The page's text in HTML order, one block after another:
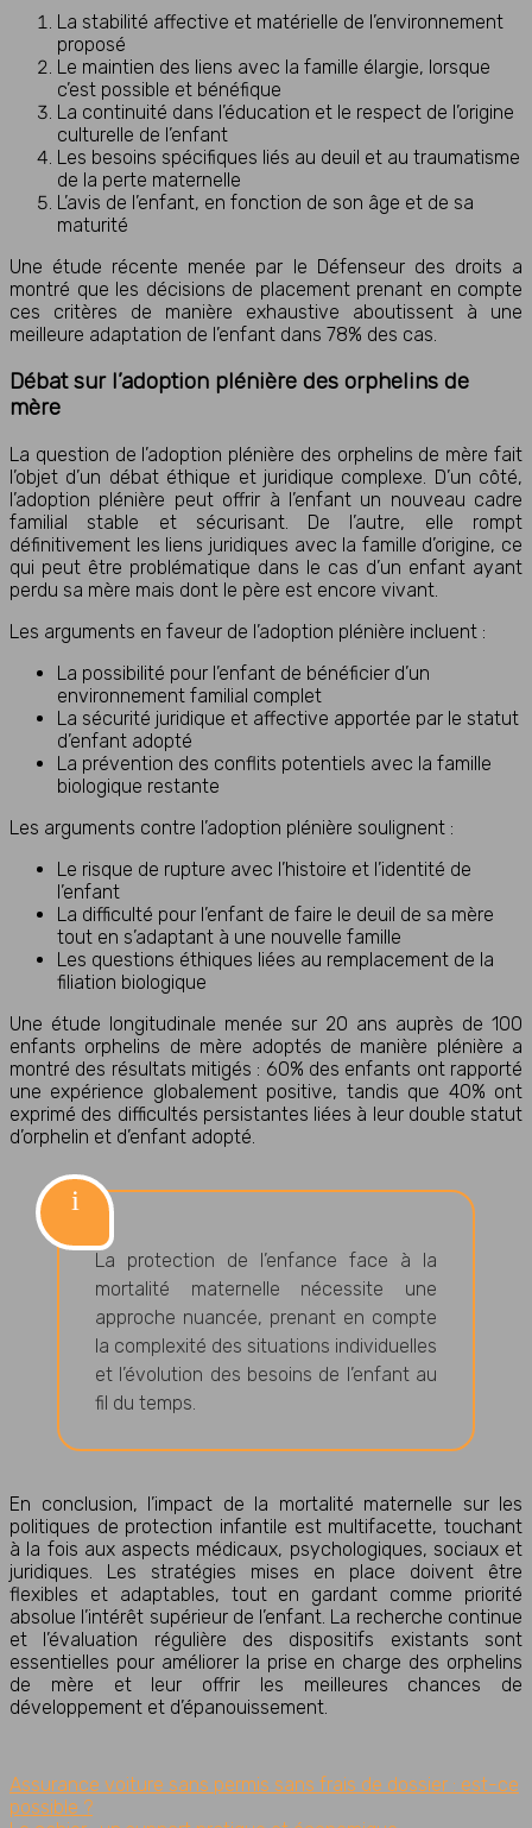
La stabilité affective et matérielle de l’environnement
proposé
Le maintien des liens avec la famille élargie, lorsque
c’est possible et bénéfique
La continuité dans l’éducation et le respect de l’origine
culturelle de l’enfant
Les besoins spécifiques liés au deuil et au traumatisme
de la perte maternelle
L’avis de l’enfant, en fonction de son âge et de sa
maturité
Une étude récente menée par le Défenseur des droits a
montré que les décisions de placement prenant en compte
ces critères de manière exhaustive aboutissent à une
meilleure adaptation de l’enfant dans 78% des cas.
Débat sur l’adoption plénière des orphelins de
mère
La question de l’adoption plénière des orphelins de mère fait
l’objet d’un débat éthique et juridique complexe. D’un côté,
l’adoption plénière peut offrir à l’enfant un nouveau cadre
familial stable et sécurisant. De l’autre, elle rompt
définitivement les liens juridiques avec la famille d’origine, ce
qui peut être problématique dans le cas d’un enfant ayant
perdu sa mère mais dont le père est encore vivant.
Les arguments en faveur de l’adoption plénière incluent :
La possibilité pour l’enfant de bénéficier d’un
environnement familial complet
La sécurité juridique et affective apportée par le statut
d’enfant adopté
La prévention des conflits potentiels avec la famille
biologique restante
Les arguments contre l’adoption plénière soulignent :
Le risque de rupture avec l’histoire et l’identité de
l’enfant
La difficulté pour l’enfant de faire le deuil de sa mère
tout en s’adaptant à une nouvelle famille
Les questions éthiques liées au remplacement de la
filiation biologique
Une étude longitudinale menée sur 20 ans auprès de 100
enfants orphelins de mère adoptés de manière plénière a
montré des résultats mitigés : 60% des enfants ont rapporté
une expérience globalement positive, tandis que 40% ont
exprimé des difficultés persistantes liées à leur double statut
d’orphelin et d’enfant adopté.
La protection de l’enfance face à la
mortalité maternelle nécessite une
approche nuancée, prenant en compte
la complexité des situations individuelles
et l’évolution des besoins de l’enfant au
fil du temps.
En conclusion, l’impact de la mortalité maternelle sur les
politiques de protection infantile est multifacette, touchant
à la fois aux aspects médicaux, psychologiques, sociaux et
juridiques. Les stratégies mises en place doivent être
flexibles et adaptables, tout en gardant comme priorité
absolue l’intérêt supérieur de l’enfant. La recherche continue
et l’évaluation régulière des dispositifs existants sont
essentielles pour améliorer la prise en charge des orphelins
de mère et leur offrir les meilleures chances de
développement et d’épanouissement.
Assurance voiture sans permis sans frais de dossier : est-ce
possible ?